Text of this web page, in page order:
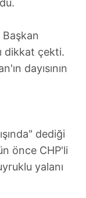
Başkan
dikkat çekti.
dayısının
dediği
önce CHP'li
yalanı